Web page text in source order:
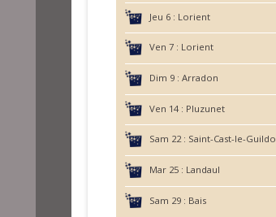
Jeu 6 : Lorient
Ven 7 : Lorient
Dim 9 : Arradon
Ven 14 : Pluzunet
Sam 22 : Saint-Cast-le-Guildo
Mar 25 : Landaul
Sam 29 : Bais